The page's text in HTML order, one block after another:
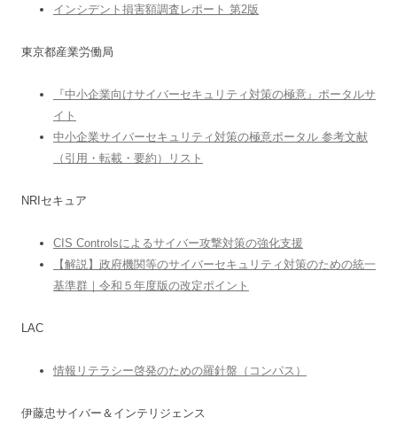
インシデント損害額調査レポート 第2版
東京都産業労働局
『中小企業向けサイバーセキュリティ対策の極意』ポータルサ
イト
中小企業サイバーセキュリティ対策の極意ポータル 参考文献
（引用・転載・要約）リスト
NRIセキュア
CIS Controlsによるサイバー攻撃対策の強化支援
【解説】政府機関等のサイバーセキュリティ対策のための統一
基準群｜令和５年度版の改定ポイント
LAC
情報リテラシー啓発のための羅針盤（コンパス）
伊藤忠サイバー＆インテリジェンス